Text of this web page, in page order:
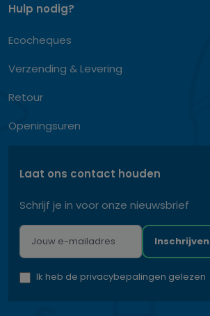
Hulp nodig?
Ecocheques
Verzending & Levering
Retour
Openingsuren
Laat ons contact houden
Schrijf je in voor onze nieuwsbrief
Inschrijven
Ik heb de privacybepalingen gelezen